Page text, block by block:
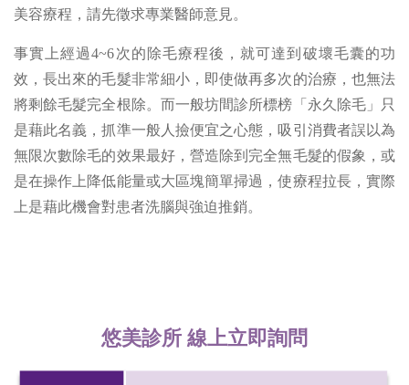
美容療程，請先徵求專業醫師意見。
事實上經過4~6次的除毛療程後，就可達到破壞毛囊的功
效，長出來的毛髮非常細小，即使做再多次的治療，也無法
將剩餘毛髮完全根除。而一般坊間診所標榜「永久除毛」只
是藉此名義，抓準一般人撿便宜之心態，吸引消費者誤以為
無限次數除毛的效果最好，營造除到完全無毛髮的假象，或
是在操作上降低能量或大區塊簡單掃過，使療程拉長，實際
上是藉此機會對患者洗腦與強迫推銷。
悠美診所 線上立即詢問